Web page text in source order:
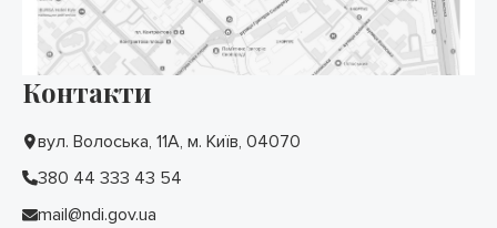
Контакти
вул. Волоська, 11А, м. Київ, 04070
380 44 333 43 54
mail@ndi.gov.ua